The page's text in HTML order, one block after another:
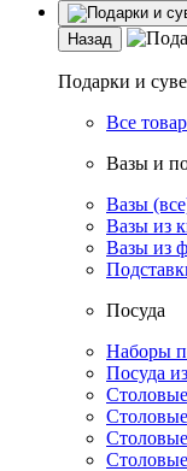
Назад
Подарки и
Все
Вазы и
Вазы
Вазы из
Вазы из
Посуда
Наборы
Посуда